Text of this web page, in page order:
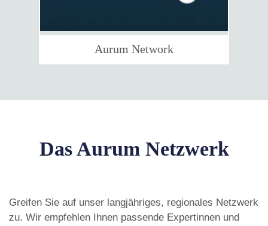
Aurum Network
Das Aurum Netzwerk
Greifen Sie auf unser langjähriges, regionales Netzwerk
zu. Wir empfehlen Ihnen passende Expertinnen und